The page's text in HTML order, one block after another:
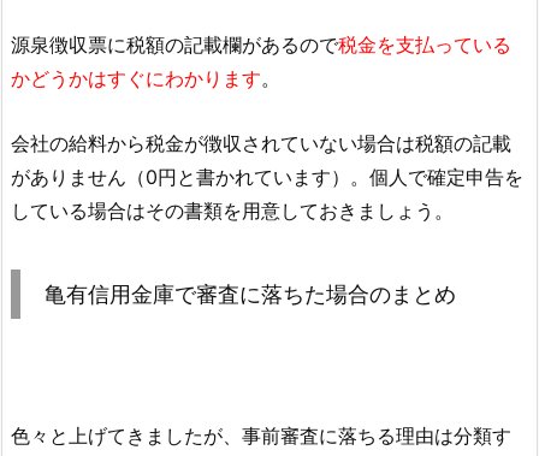
源泉徴収票に税額の記載欄があるので税金を支払っている
かどうかはすぐにわかります。
会社の給料から税金が徴収されていない場合は税額の記載
がありません（0円と書かれています）。個人で確定申告を
している場合はその書類を用意しておきましょう。
亀有信用金庫で審査に落ちた場合のまとめ
色々と上げてきましたが、事前審査に落ちる理由は分類す